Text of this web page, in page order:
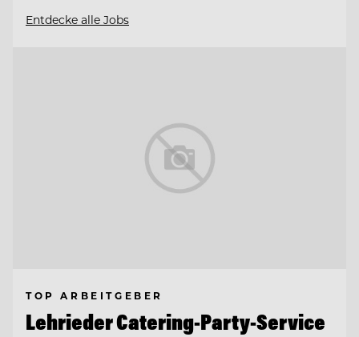
Entdecke alle Jobs
TOP ARBEITGEBER
Lehrieder Catering-Party-Service